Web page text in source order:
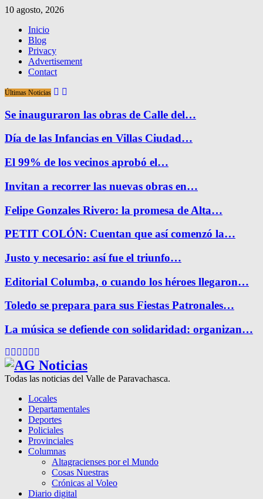
10 agosto, 2026
Inicio
Blog
Privacy
Advertisement
Contact
Últimas Noticias
Se inauguraron las obras de Calle del…
Día de las Infancias en Villas Ciudad…
El 99% de los vecinos aprobó el…
Invitan a recorrer las nuevas obras en…
Felipe Gonzales Rivero: la promesa de Alta…
PETIT COLÓN: Cuentan que así comenzó la…
Justo y necesario: así fue el triunfo…
Editorial Columba, o cuando los héroes llegaron…
Toledo se prepara para sus Fiestas Patronales…
La música se defiende con solidaridad: organizan…
Facebook
Twitter
Instagram
Pinterest
Google
Todas las noticias del Valle de Paravachasca.
Locales
Departamentales
Deportes
Policiales
Provinciales
Columnas
Altagracienses por el Mundo
Cosas Nuestras
Crónicas al Voleo
Diario digital